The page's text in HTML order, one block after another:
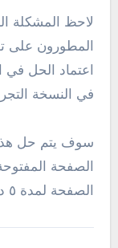
لاحظ المشكلة
المطورون على
اعتماد الحل في
في النسخة
سوف يتم حل
الصفحة لمدة ٥ دقائق متواصلة بهدف تقليل الضغط .